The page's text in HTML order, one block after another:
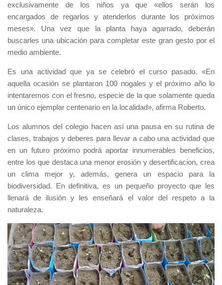
exclusivamente de los niños ya que «ellos serán los
encargados de regarlos y atenderlos durante los próximos
meses». Una vez que la planta haya agarrado, deberán
buscarles una ubicación para completar este gran gesto por el
medio ambiente.
Es una actividad que ya se celebró el curso pasado. «En
aquella ocasión se plantaron 100 nogales y el próximo año lo
intentaremos con el fresno, especie de la que solamente queda
un único ejemplar centenario en la localidad», afirma Roberto.
Los alumnos del colegio hacen así una pausa en su rutina de
clases, trabajos y deberes para llevar a cabo una actividad que
en un futuro próximo podrá aportar innumerables beneficios,
entre los que destaca una menor erosión y desertificacion, crea
un clima mejor y, además, genera un espacio para la
biodiversidad. En definitiva, es un pequeño proyecto que les
llenará de ilusión y les enseñará el valor del respeto a la
naturaleza.